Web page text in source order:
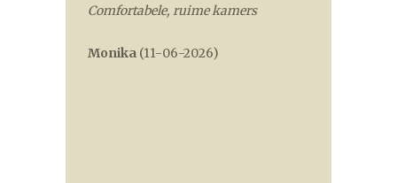
Comfortabele, ruime kamers
Monika (11-06-2026)